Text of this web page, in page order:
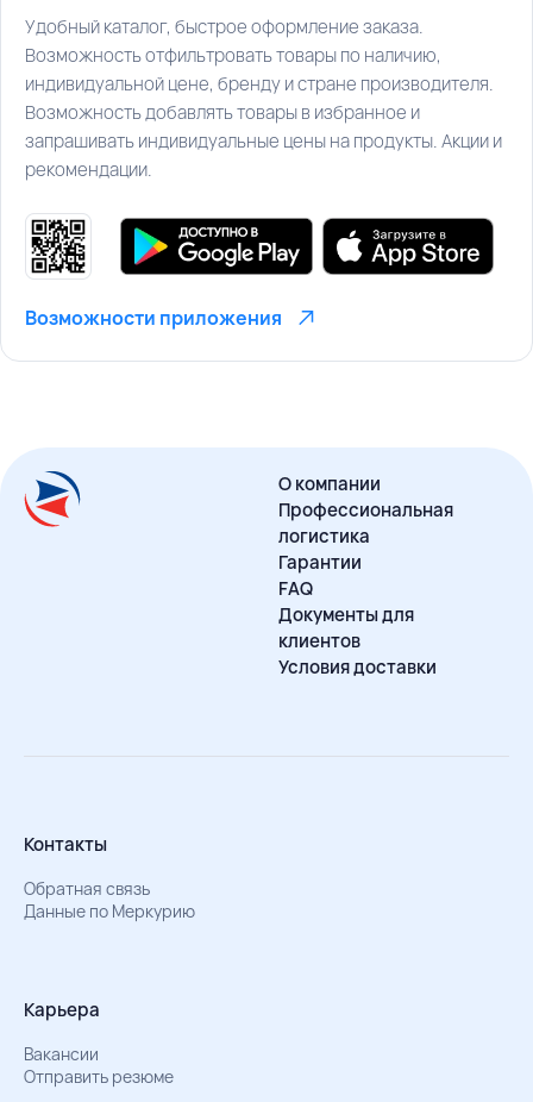
Удобный каталог, быстрое оформление заказа.
Возможность отфильтровать товары по наличию,
индивидуальной цене, бренду и стране производителя.
Возможность добавлять товары в избранное и
запрашивать индивидуальные цены на продукты. Акции и
рекомендации.
Возможности приложения
О компании
Профессиональная
логистика
Гарантии
FAQ
Документы для
клиентов
Условия доставки
Контакты
Обратная связь
Данные по Меркурию
Карьера
Вакансии
Отправить резюме